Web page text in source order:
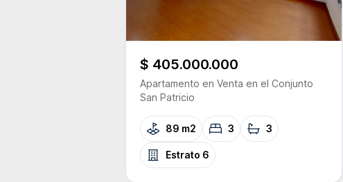
$ 405.000.000
Apartamento en Venta en el Conjunto
San Patricio
89 m2 3 3
Estrato 6